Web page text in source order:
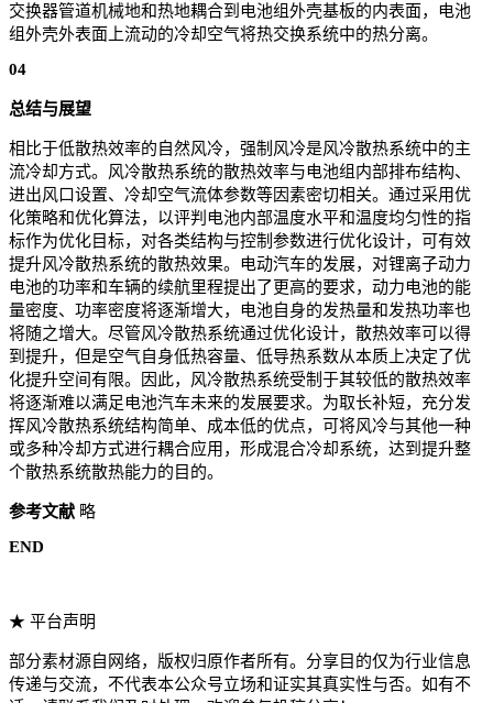
交换器管道机械地和热地耦合到电池组外壳基板的内表面，电池
组外壳外表面上流动的冷却空气将热交换系统中的热分离。
04
总结与展望
相比于低散热效率的自然风冷，强制风冷是风冷散热系统中的主
流冷却方式。风冷散热系统的散热效率与电池组内部排布结构、
进出风口设置、冷却空气流体参数等因素密切相关。通过采用优
化策略和优化算法，以评判电池内部温度水平和温度均匀性的指
标作为优化目标，对各类结构与控制参数进行优化设计，可有效
提升风冷散热系统的散热效果。电动汽车的发展，对锂离子动力
电池的功率和车辆的续航里程提出了更高的要求，动力电池的能
量密度、功率密度将逐渐增大，电池自身的发热量和发热功率也
将随之增大。尽管风冷散热系统通过优化设计，散热效率可以得
到提升，但是空气自身低热容量、低导热系数从本质上决定了优
化提升空间有限。因此，风冷散热系统受制于其较低的散热效率
将逐渐难以满足电池汽车未来的发展要求。为取长补短，充分发
挥风冷散热系统结构简单、成本低的优点，可将风冷与其他一种
或多种冷却方式进行耦合应用，形成混合冷却系统，达到提升整
个散热系统散热能力的目的。
参考文献 略
END
★ 平台声明
部分素材源自网络，版权归原作者所有。分享目的仅为行业信息
传递与交流，不代表本公众号立场和证实其真实性与否。如有不